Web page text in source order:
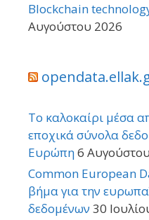
Blockchain
Αυγούστου 2026
Το καλοκαίρι μέσα
εποχικά σύνολα
Ευρώπη6
Common European
βήμα για την
δεδομένων 30